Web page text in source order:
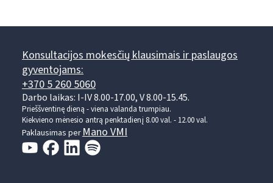
Konsultacijos mokesčių klausimais ir paslaugos
gyventojams:
+370 5 260 5060
Darbo laikas: I-IV 8.00-17.00, V 8.00-15.45.
Prieššventinę dieną - viena valanda trumpiau.
Kiekvieno mėnesio antrą penktadienį 8.00 val. - 12.00 val.
Paklausimas per Mano VMI